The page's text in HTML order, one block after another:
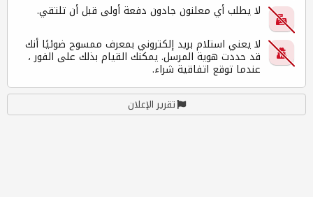
لا يطلب أي معلنون جادون دفعة أولى قبل أن تلتقي.
لا يعني استلام بريد إلكتروني بمعرف ممسوح ضوئيًا أنك
قد حددت هوية المرسل. يمكنك القيام بذلك على الفور ،
عندما توقع اتفاقية شراء.
تقرير الإعلان